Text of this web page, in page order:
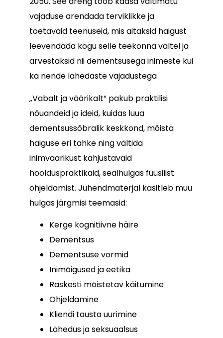
vajaduse arendada terviklikke ja
toetavaid teenuseid, mis aitaksid haigust
leevendada kogu selle teekonna vältel ja
arvestaksid nii dementsusega inimeste kui
ka nende lähedaste vajadustega
„Vabalt ja väärikalt“ pakub praktilisi
nõuandeid ja ideid, kuidas luua
dementsussõbralik keskkond, mõista
haiguse eri tahke ning vältida
inimväärikust kahjustavaid
hoolduspraktikaid, sealhulgas füüsilist
ohjeldamist. Juhendmaterjal käsitleb muu
hulgas järgmisi teemasid:
Kerge kognitiivne häire
Dementsus
Dementsuse vormid
Inimõigused ja eetika
Raskesti mõistetav käitumine
Ohjeldamine
Kliendi tausta uurimine
Lähedus ja seksuaalsus